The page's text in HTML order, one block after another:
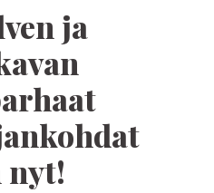
ja
nyt!